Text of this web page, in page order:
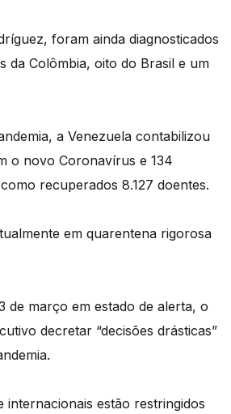
foram ainda diagnosticados
da Colômbia, oito do Brasil e um
a Venezuela contabilizou
o novo Coronavírus e 134
recuperados 8.127 doentes.
em quarentena rigorosa
de março em estado de alerta, o
decretar “decisões drásticas”
internacionais estão restringidos